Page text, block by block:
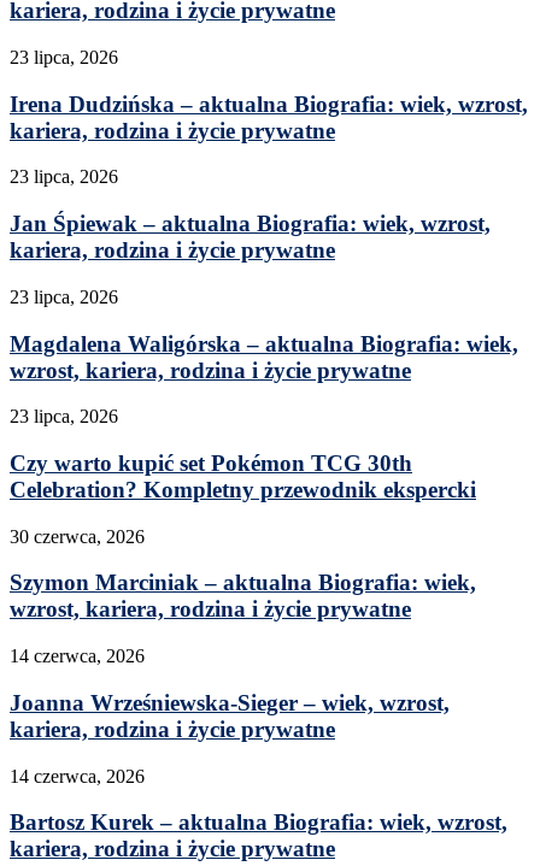
kariera, rodzina i życie prywatne
23 lipca, 2026
Irena Dudzińska – aktualna Biografia: wiek, wzrost,
kariera, rodzina i życie prywatne
23 lipca, 2026
Jan Śpiewak – aktualna Biografia: wiek, wzrost,
kariera, rodzina i życie prywatne
23 lipca, 2026
Magdalena Waligórska – aktualna Biografia: wiek,
wzrost, kariera, rodzina i życie prywatne
23 lipca, 2026
Czy warto kupić set Pokémon TCG 30th
Celebration? Kompletny przewodnik ekspercki
30 czerwca, 2026
Szymon Marciniak – aktualna Biografia: wiek,
wzrost, kariera, rodzina i życie prywatne
14 czerwca, 2026
Joanna Wrześniewska-Sieger – wiek, wzrost,
kariera, rodzina i życie prywatne
14 czerwca, 2026
Bartosz Kurek – aktualna Biografia: wiek, wzrost,
kariera, rodzina i życie prywatne